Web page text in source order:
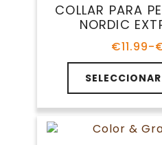
se
pueden
en
página
de
producto
COLLAR PARA
NORDIC
€11.99-
Este
producto
tiene
múltiples
variantes.